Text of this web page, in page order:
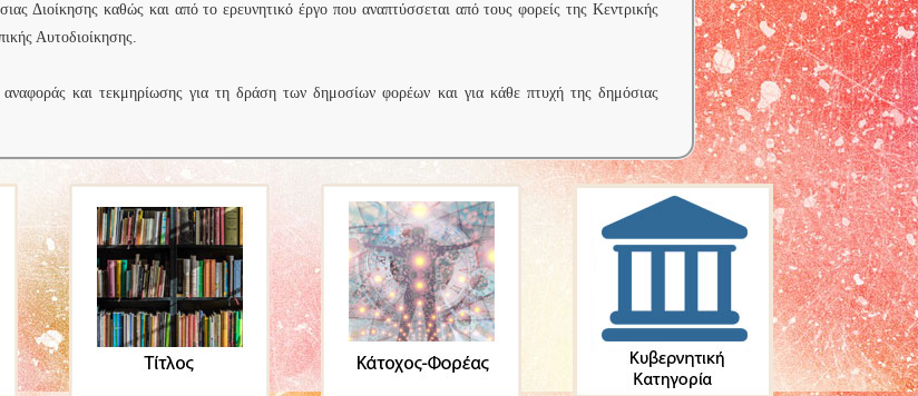
Διοίκησης καθώς και από το ερευνητικό έργο που αναπτύσσεται από τους φορείς της Κεντρικής
Αυτοδιοίκησης.
και τεκμηρίωσης για τη δράση των δημοσίων φορέων και για κάθε πτυχή της δημόσιας